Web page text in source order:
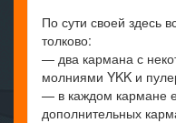
По сути своей здесь
толково:
— два кармана с
молниями YKK и
— в каждом кармане
дополнительных